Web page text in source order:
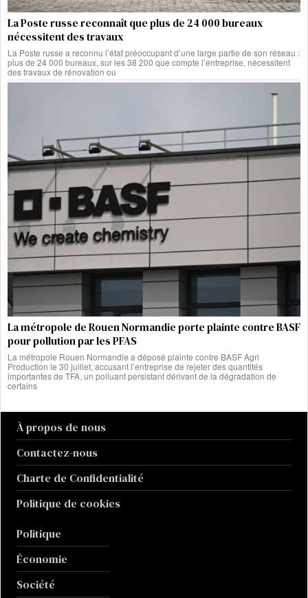
La Poste russe reconnaît que plus de 24 000 bureaux
nécessitent des travaux
La Poste russe a reconnu l’état préoccupant d’une large partie de son réseau :
plus de 24 000 bureaux, sur les 38 200 que compte l’entreprise, nécessitent
des travaux de rénovation ou
La métropole de Rouen Normandie porte plainte contre BASF
pour pollution par les PFAS
La métropole Rouen Normandie a déposé plainte contre BASF Agri
Production le 30 juillet, accusant l’entreprise de rejeter des quantités
importantes de TFA, un polluant persistant dérivant de la dégradation de
certains
À propos de nous
Contactez-nous
Charte de Confidentialité
Politique de cookies
Politique
Économie
Société